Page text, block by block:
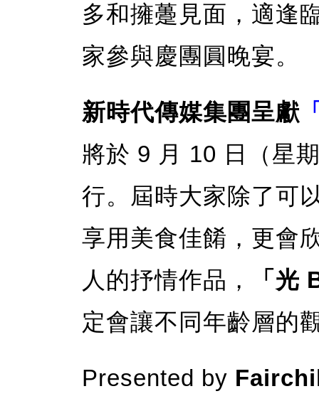
多和擁躉見面，適逢
家參與慶團圓晚宴。
新時代傳媒集團呈獻
將於 9 月 10 日（星
行。屆時大家除了可
享用美食佳餚，更會
人的抒情作品，
「光
定會讓不同年齡層的
Presented by